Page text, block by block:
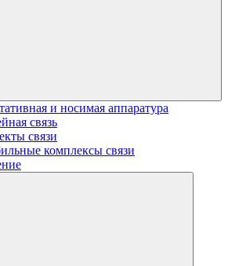
и носимая аппаратура
связь
связи
комплексы связи